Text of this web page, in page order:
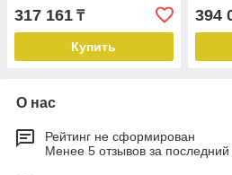
317 161 ₸
Купить
394
О нас
Рейтинг не сформирован
Менее 5 отзывов за последний